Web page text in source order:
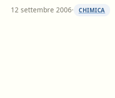
12 settembre 2006· CHIMICA